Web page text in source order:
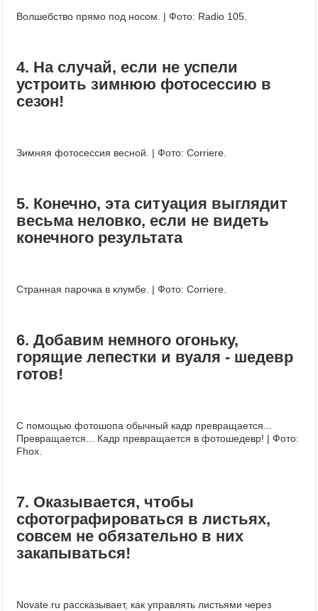
Волшебство прямо под носом. | Фото: Radio 105.
4. На случай, если не успели
устроить зимнюю фотосессию в
сезон!
Зимняя фотосессия весной. | Фото: Corriere.
5. Конечно, эта ситуация выглядит
весьма неловко, если не видеть
конечного результата
Странная парочка в клумбе. | Фото: Corriere.
6. Добавим немного огоньку,
горящие лепестки и вуаля - шедевр
готов!
С помощью фотошопа обычный кадр превращается...
Превращается... Кадр превращается в фотошедевр! | Фото:
Fhox.
7. Оказывается, чтобы
сфотографироваться в листьях,
совсем не обязательно в них
закапываться!
Novate.ru рассказывает, как управлять листьями через